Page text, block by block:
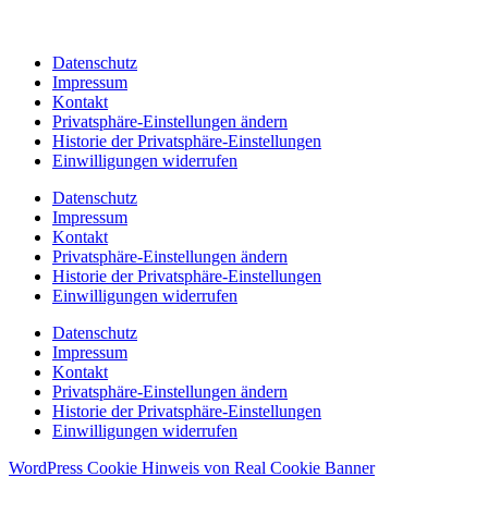
Datenschutz
Impressum
Kontakt
Privatsphäre-Einstellungen ändern
Historie der Privatsphäre-Einstellungen
Einwilligungen widerrufen
Datenschutz
Impressum
Kontakt
Privatsphäre-Einstellungen ändern
Historie der Privatsphäre-Einstellungen
Einwilligungen widerrufen
Datenschutz
Impressum
Kontakt
Privatsphäre-Einstellungen ändern
Historie der Privatsphäre-Einstellungen
Einwilligungen widerrufen
WordPress Cookie Hinweis von Real Cookie Banner